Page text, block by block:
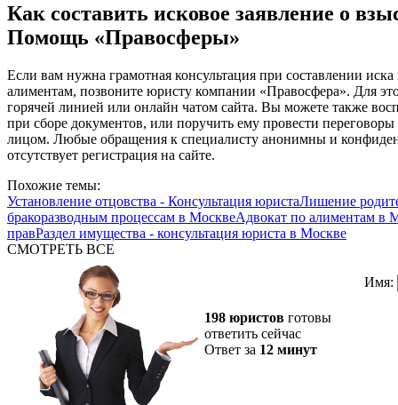
Как составить исковое заявление о
Помощь «Правосферы»
Если вам нужна грамотная консультация при составлении
алиментам, позвоните юристу компании «Правосфера». Для
горячей линией или онлайн чатом сайта. Вы можете также
при сборе документов, или поручить ему провести
лицом. Любые обращения к специалисту анонимны и
отсутствует регистрация на сайте.
Похожие темы:
Установление отцовства - Консультация юристаЛишение
бракоразводным процессам в МосквеАдвокат по алиментам в
правРаздел имущества - консультация юриста в Москве
СМОТРЕТЬ ВСЕ
198 юристов готовы
ответить сейчас
Ответ за 12 минут
Имя: